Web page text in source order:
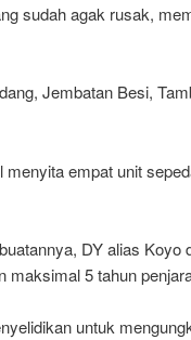
sudah agak rusak,
Jembatan Besi,
empat unit
DY alias Koyo
maksimal 5 tahun
untuk